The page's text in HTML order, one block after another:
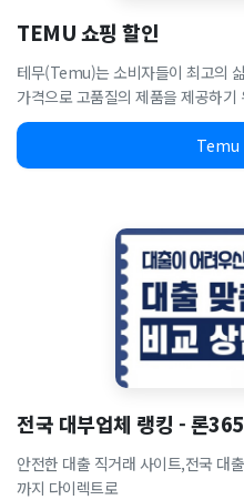
TEMU 쇼핑 할인
테무(Temu)는 소비자들이 최고의
가격으로 고품질의 제품을 제공하
Temu
전국 대부업체 랭킹 - 론365
안전한 대출 직거래 사이트,전국 대
까지 다이렉트로